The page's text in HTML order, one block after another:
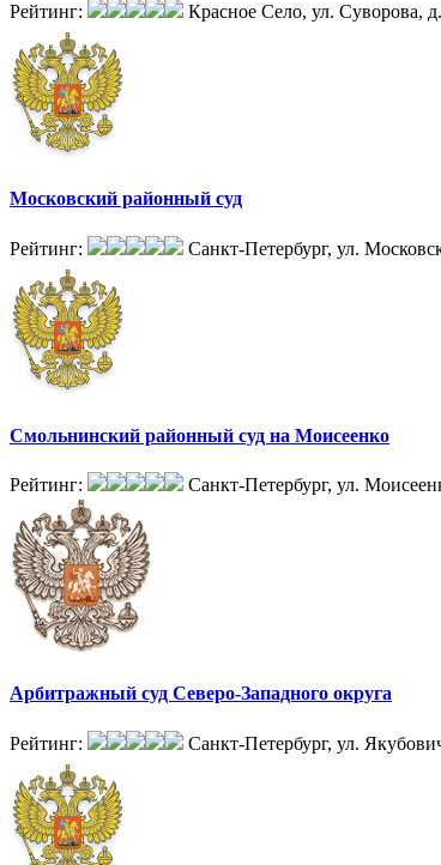
Рейтинг: Красное Село, ул. Суворова,
Московский районный суд
Рейтинг: Санкт-Петербург, ул.
Смольнинский районный суд на Моисеенко
Рейтинг: Санкт-Петербург, ул.
Арбитражный суд Северо-Западного округа
Рейтинг: Санкт-Петербург, ул.